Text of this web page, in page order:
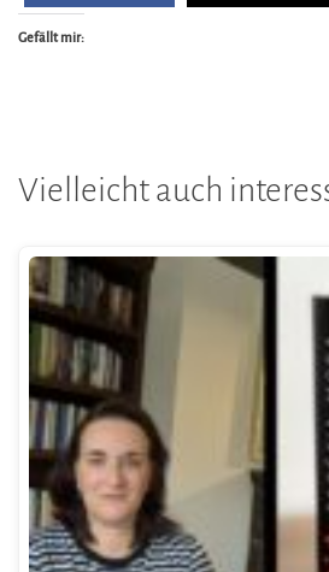
Gefällt mir:
Vielleicht auch